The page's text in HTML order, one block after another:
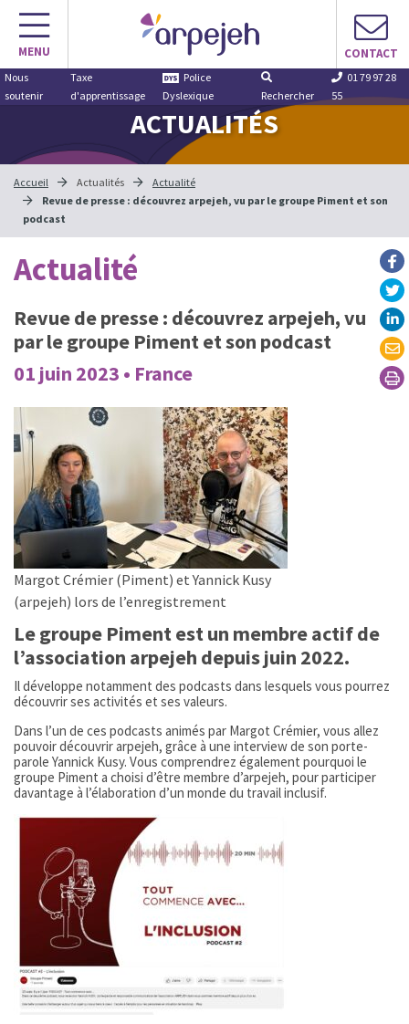
Aller
contenu
MENU CONTACT
Nous
soutenir
Taxe
d'apprentissage
Police
Dyslexique
Rechercher
01 79 97 28
55
ACTUALITÉS
Accueil Actualités
Actualité
Revue de presse : découvrez arpejeh, vu par le groupe Piment et son
podcast
Actualité
Revue de presse : découvrez arpejeh, vu
par le groupe Piment et son podcast
01 juin 2023 • France
Margot Crémier (Piment) et Yannick Kusy
(arpejeh) lors de l’enregistrement
Le groupe Piment est un membre actif de
l’association arpejeh depuis juin 2022.
Il développe notamment des podcasts dans lesquels vous pourrez
découvrir ses activités et ses valeurs.
Dans l’un de ces podcasts animés par Margot Crémier, vous allez
pouvoir découvrir arpejeh, grâce à une interview de son porte-
parole Yannick Kusy. Vous comprendrez également pourquoi le
groupe Piment a choisi d’être membre d’arpejeh, pour participer
davantage à l’élaboration d’un monde du travail inclusif.